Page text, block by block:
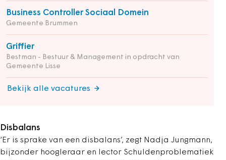
Business Controller Sociaal Domein
Gemeente Brummen
Griffier
Bestman - Bestuur & Management in opdracht van
Gemeente Lisse
Bekijk alle vacatures
Disbalans
‘Er is sprake van een disbalans’, zegt Nadja Jungmann,
bijzonder hoogleraar en lector Schuldenproblematiek